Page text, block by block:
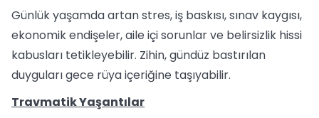
Günlük yaşamda artan stres, iş baskısı, sınav kaygısı,
ekonomik endişeler, aile içi sorunlar ve belirsizlik hissi
kabusları tetikleyebilir. Zihin, gündüz bastırılan
duyguları gece rüya içeriğine taşıyabilir.
Travmatik Yaşantılar